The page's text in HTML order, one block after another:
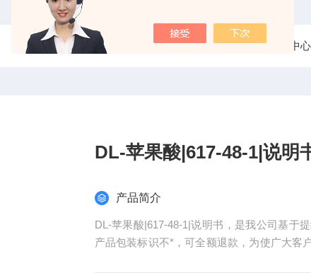
当前位置：首页 产品中心
DL-苹果酸|617-48-1|说明
产品简介
DL-苹果酸|617-48-1|说明书，是我公司基于
产品包装标识不*，可全额退款，为使广大客